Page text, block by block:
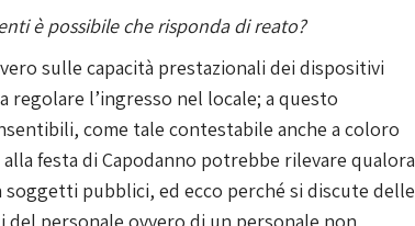
è possibile che risponda di reato?
sulle capacità prestazionali dei dispositivi
l’ingresso nel locale; a questo
come tale contestabile anche a coloro
festa di Capodanno potrebbe rilevare qualora
pubblici, ed ecco perché si discute delle